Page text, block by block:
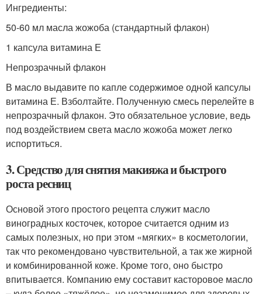
Ингредиенты:
50-60 мл масла жожоба (стандартный флакон)
1 капсула витамина Е
Непрозрачный флакон
В масло выдавите по капле содержимое одной капсулы
витамина Е. Взболтайте. Полученную смесь перелейте в
непрозрачный флакон. Это обязательное условие, ведь
под воздействием света масло жожоба может легко
испортиться.
3. Средство для снятия макияжа и быстрого
роста ресниц
Основой этого простого рецепта служит масло
виноградных косточек, которое считается одним из
самых полезных, но при этом «мягких» в косметологии,
так что рекомендовано чувствительной, а так же жирной
и комбинированной коже. Кроме того, оно быстро
впитывается. Компанию ему составит касторовое масло